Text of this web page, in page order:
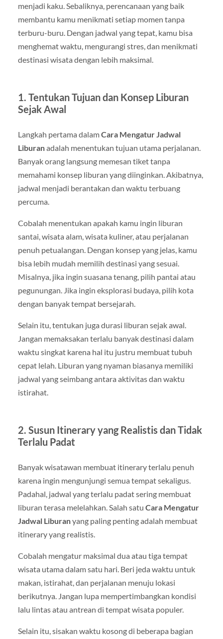
menjadi kaku. Sebaliknya, perencanaan yang baik
membantu kamu menikmati setiap momen tanpa
terburu-buru. Dengan jadwal yang tepat, kamu bisa
menghemat waktu, mengurangi stres, dan menikmati
destinasi wisata dengan lebih maksimal.
1. Tentukan Tujuan dan Konsep Liburan
Sejak Awal
Langkah pertama dalamCara Mengatur Jadwal
Liburanadalah menentukan tujuan utama perjalanan.
Banyak orang langsung memesan tiket tanpa
memahami konsep liburan yang diinginkan. Akibatnya,
jadwal menjadi berantakan dan waktu terbuang
percuma.
Cobalah menentukan apakah kamu ingin liburan
santai, wisata alam, wisata kuliner, atau perjalanan
penuh petualangan. Dengan konsep yang jelas, kamu
bisa lebih mudah memilih destinasi yang sesuai.
Misalnya, jika ingin suasana tenang, pilih pantai atau
pegunungan. Jika ingin eksplorasi budaya, pilih kota
dengan banyak tempat bersejarah.
Selain itu, tentukan juga durasi liburan sejak awal.
Jangan memaksakan terlalu banyak destinasi dalam
waktu singkat karena hal itu justru membuat tubuh
cepat lelah. Liburan yang nyaman biasanya memiliki
jadwal yang seimbang antara aktivitas dan waktu
istirahat.
2. Susun Itinerary yang Realistis dan Tidak
Terlalu Padat
Banyak wisatawan membuat itinerary terlalu penuh
karena ingin mengunjungi semua tempat sekaligus.
Padahal, jadwal yang terlalu padat sering membuat
liburan terasa melelahkan. Salah satu Cara Mengatur
Jadwal Liburanyang paling penting adalah membuat
itinerary yang realistis.
Cobalah mengatur maksimal dua atau tiga tempat
wisata utama dalam satu hari. Beri jeda waktu untuk
makan, istirahat, dan perjalanan menuju lokasi
berikutnya. Jangan lupa mempertimbangkan kondisi
lalu lintas atau antrean di tempat wisata populer.
Selain itu, sisakan waktu kosong di beberapa bagian